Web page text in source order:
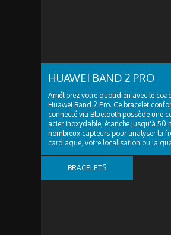
HUAWEI BAND 2 PRO
Améliorez votre quotidien avec le
Huawei Band 2 Pro. Ce bracelet
connecté via Bluetooth possède une
acier inoxydable, étanche jusqu'à 50
nombreux capteurs pour analyser la
cardiaque, votre localisation ou la
BRACELETS